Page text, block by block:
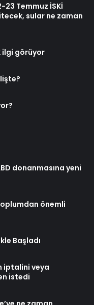
23 Temmuz İSKİ
sular ne zaman
ilgi görüyor
donanmasına yeni
önemli
Başladı
iptalini veya
istedi